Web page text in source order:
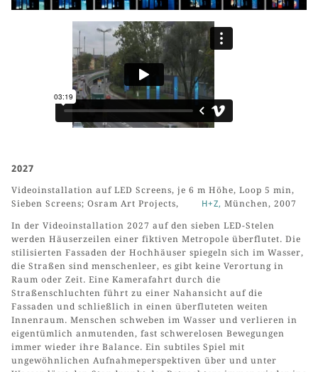
2027
Videoinstallation auf LED Screens, je 6 m Höhe, Loop 5 min,
Sieben Screens; Osram Art Projects, H+Z, München, 2007
In der Videoinstallation 2027 auf den sieben LED-Stelen
werden Häuserzeilen einer fiktiven Metropole überflutet. Die
stilisierten Fassaden der Hochhäuser spiegeln sich im Wasser,
die Straßen sind menschenleer, es gibt keine Verortung in
Raum oder Zeit. Eine Kamerafahrt durch die
Straßenschluchten führt zu einer Nahansicht auf die
Fassaden und schließlich in einen überfluteten weiten
Innenraum. Menschen schweben im Wasser und verlieren in
eigentümlich anmutenden, fast schwerelosen Bewegungen
immer wieder ihre Balance. Ein subtiles Spiel mit
ungewöhnlichen Aufnahmeperspektiven über und unter